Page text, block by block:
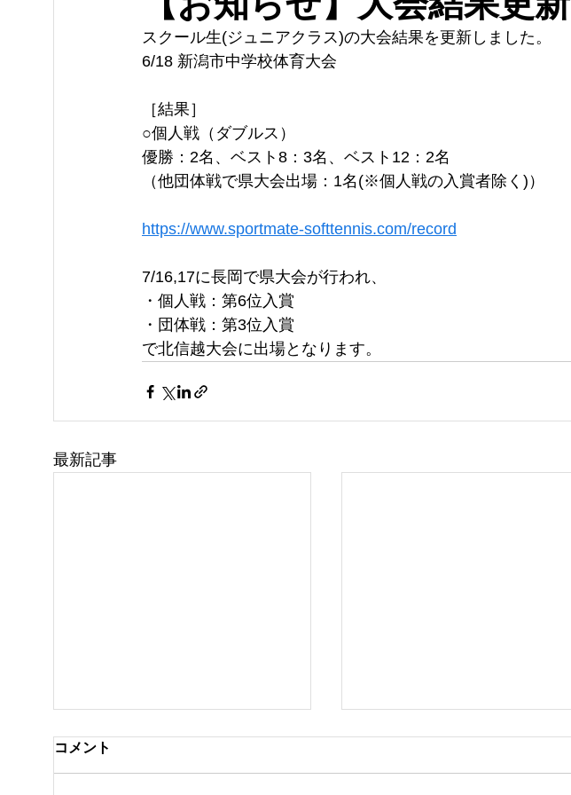
スクール生(ジュニアクラス)の大会結果を更新しました。
6/18 新潟市中学校体育大会
［結果］
○個人戦（ダブルス）
優勝：2名、ベスト8：3名、ベスト12：2名
（他団体戦で県大会出場：1名(※個人戦の入賞者除く)）
https://www.sportmate-softtennis.com/record
7/16,17に長岡で県大会が行われ、
・個人戦：第6位入賞
・団体戦：第3位入賞
で北信越大会に出場となります。
最新記事
コメント